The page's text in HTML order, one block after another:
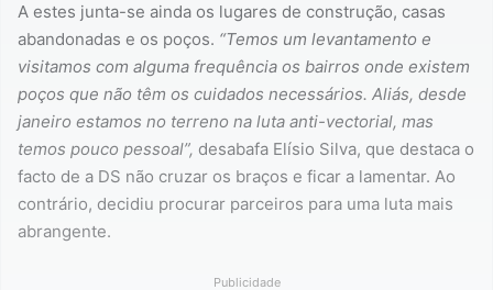
A estes junta-se ainda os lugares de construção, casas
abandonadas e os poços. “Temos um levantamento e
visitamos com alguma frequência os bairros onde existem
poços que não têm os cuidados necessários. Aliás, desde
janeiro estamos no terreno na luta anti-vectorial, mas
temos pouco pessoal”, desabafa Elísio Silva, que destaca o
facto de a DS não cruzar os braços e ficar a lamentar. Ao
contrário, decidiu procurar parceiros para uma luta mais
abrangente.
Publicidade